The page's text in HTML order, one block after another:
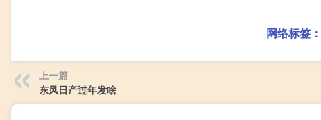
网络标签：
上一篇
东风日产过年发啥